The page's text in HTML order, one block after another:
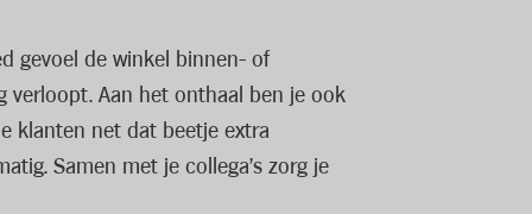
gevoel de winkel binnen- of
verloopt. Aan het onthaal ben je ook
klanten net dat beetje extra
Samen met je collega’s zorg je